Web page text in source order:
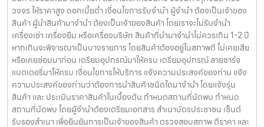
รับจำนำกระเป๋าชลบุรี โรงรับจำนำ รับจำนำมือถือ ไอ
โฟน ไอแพด กล้อง โน๊ตบุ๊ค สินค้าแบรนด์เนม ให้ราคาสูง
รับจำนำกระเป๋าชลบุรี โรงรับจำนำ รับจำนำมือถือ ไอโฟน ไอแพด กล้อง โน๊
ตบุ๊ค สินค้าแบรนด์เนม ของมีค่าทุกชนิด ครบวงจร ให้ราคาสูง รับจำนำ
กระเป๋าชลบุรี ให้บริการโดย รับจํานําบางแค.com โรงรับจำนำ รับจำนำมือ
ถือ รับจำนำไอโฟน รับจำนำไอแพด รับจำนำกล้อง รับจำนำโน๊ตบุ๊ค รับจำนำ
สินค้าแบรนด์เนม สินค้าไอที สินค้าอิเล็กทรอนิกซ์ ของมีค่าทุกชนิด ครบ
วงจร ให้ราคาสูง ดอกเบี้ยต่ำ เงื่อนไขการรับจำนำ ผู้จำนำ ต้องเป็นเจ้าของ
สินค้า ผู้นำสินค้ามาจำนำ ต้องเป็นเจ้าของสินค้า โดยเราจะไม่รับจำนำ